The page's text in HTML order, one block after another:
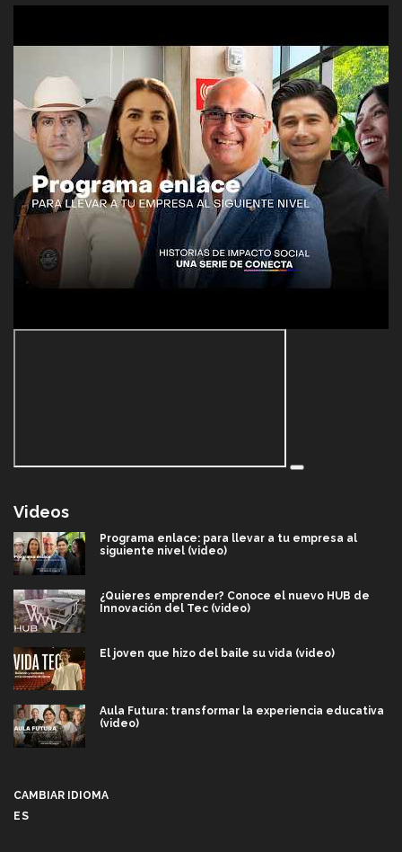
Videos
Programa enlace: para llevar a tu empresa al
siguiente nivel (video)
¿Quieres emprender? Conoce el nuevo HUB de
Innovación del Tec (video)
El joven que hizo del baile su vida (video)
Aula Futura: transformar la experiencia educativa
(video)
CAMBIAR IDIOMA
ES